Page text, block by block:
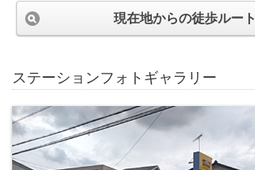
現在地からの徒歩ルート
ステーションフォトギャラリー